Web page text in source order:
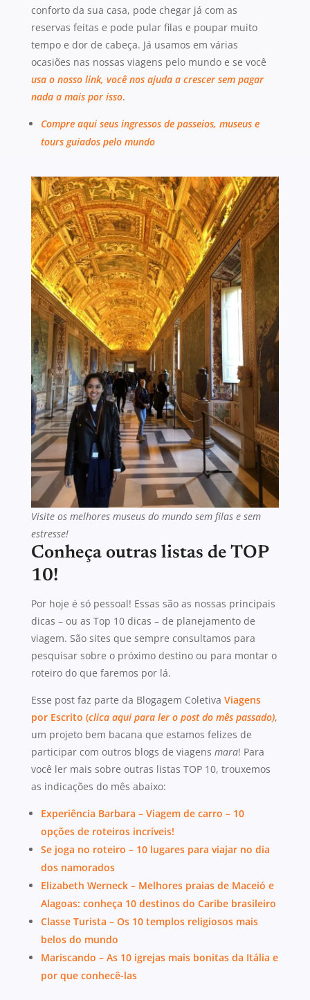
conforto da sua casa, pode chegar já com as
reservas feitas e pode pular filas e poupar muito
tempo e dor de cabeça. Já usamos em várias
ocasiões nas nossas viagens pelo mundo e se você
usa o nosso link, você nos ajuda a crescer sem pagar
nada a mais por isso.
Compre aqui seus ingressos de passeios, museus e
tours guiados pelo mundo
Visite os melhores museus do mundo sem filas e sem
estresse!
Conheça outras listas de TOP
10!
Por hoje é só pessoal! Essas são as nossas principais
dicas – ou as Top 10 dicas – de planejamento de
viagem. São sites que sempre consultamos para
pesquisar sobre o próximo destino ou para montar o
roteiro do que faremos por lá.
Esse post faz parte da Blogagem Coletiva Viagens
por Escrito (clica aqui para ler o post do mês passado),
um projeto bem bacana que estamos felizes de
participar com outros blogs de viagens mara! Para
você ler mais sobre outras listas TOP 10, trouxemos
as indicações do mês abaixo:
Experiência Barbara – Viagem de carro – 10
opções de roteiros incríveis!
Se joga no roteiro – 10 lugares para viajar no dia
dos namorados
Elizabeth Werneck – Melhores praias de Maceió e
Alagoas: conheça 10 destinos do Caribe brasileiro
Classe Turista – Os 10 templos religiosos mais
belos do mundo
Mariscando – As 10 igrejas mais bonitas da Itália e
por que conhecê-las